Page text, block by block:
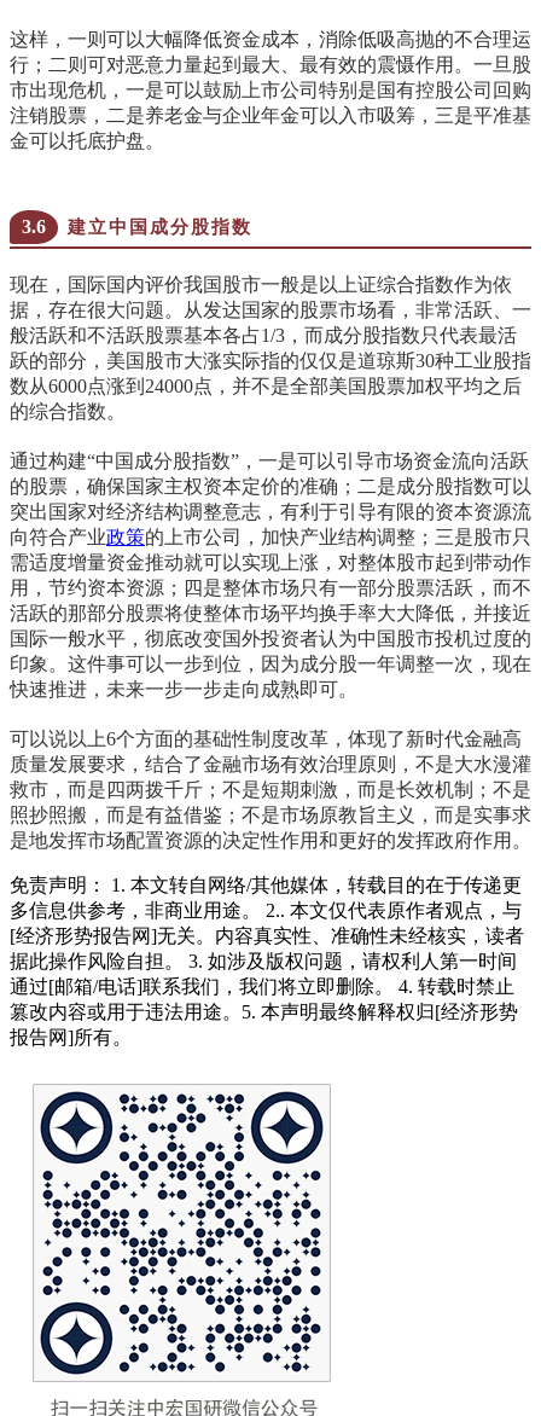
这样，一则可以大幅降低资金成本，消除低吸高抛的不合理运
行；二则可对恶意力量起到最大、最有效的震慑作用。一旦股
市出现危机，一是可以鼓励上市公司特别是国有控股公司回购
注销股票，二是养老金与企业年金可以入市吸筹，三是平准基
金可以托底护盘。
3.6 建立中国成分股指数
现在，国际国内评价我国股市一般是以上证综合指数作为依
据，存在很大问题。从发达国家的股票市场看，非常活跃、一
般活跃和不活跃股票基本各占1/3 ，而成分股指数只代表最活
跃的部分，美国股市大涨实际指的仅仅是道琼斯30种工业股指
数从6000点涨到 24000点，并不是全部美国股票加权平均之后
的综合指数。
通过构建“中国成分股指数”，一是可以引导市场资金流向活跃
的股票，确保国家主权资本定价的准确；二是成分股指数可以
突出国家对经济结构调整意志，有利于引导有限的资本资源流
向符合产业政策的上市公司，加快产业结构调整；三是股市只
需适度增量资金推动就可以实现上涨，对整体股市起到带动作
用，节约资本资源；四是整体市场只有一部分股票活跃，而不
活跃的那部分股票将使整体市场平均换手率大大降低，并接近
国际一般水平，彻底改变国外投资者认为中国股市投机过度的
印象。这件事可以一步到位，因为成分股一年调整一次，现在
快速推进，未来一步一步走向成熟即可。
可以说以上6个方面的基础性制度改革，体现了新时代金融高
质量发展要求，结合了金融市场有效治理原则，不是大水漫灌
救市，而是四两拨千斤；不是短期刺激，而是长效机制；不是
照抄照搬，而是有益借鉴；不是市场原教旨主义，而是实事求
是地发挥市场配置资源的决定性作用和更好的发挥政府作用。
免责声明： 1. 本文转自网络/其他媒体，转载目的在于传递更
多信息供参考，非商业用途。 2.. 本文仅代表原作者观点，与
[经济形势报告网]无关。内容真实性、准确性未经核实，读者
据此操作风险自担。 3. 如涉及版权问题，请权利人第一时间
通过[邮箱/电话]联系我们，我们将立即删除。 4. 转载时禁止
篡改内容或用于违法用途。5. 本声明最终解释权归[经济形势
报告网]所有。